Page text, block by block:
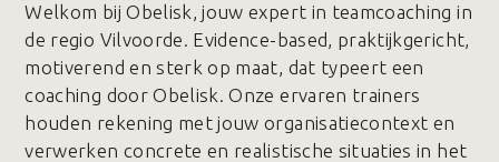
Welkom bij Obelisk, jouw expert in teamcoaching in
de regio Vilvoorde. Evidence-based, praktijkgericht,
motiverend en sterk op maat, dat typeert een
coaching door Obelisk. Onze ervaren trainers
houden rekening met jouw organisatiecontext en
verwerken concrete en realistische situaties in het